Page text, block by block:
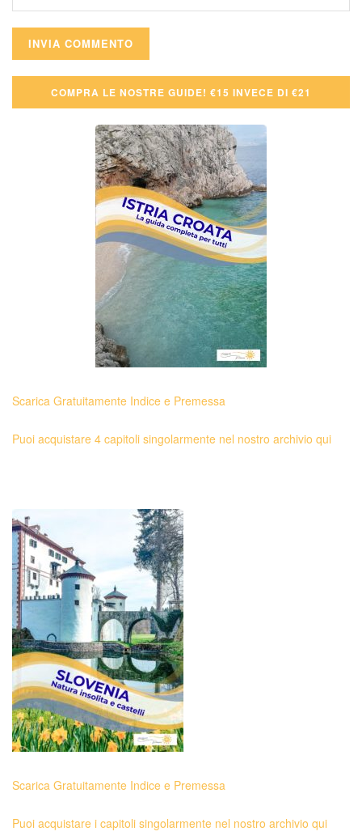
COMPRA LE NOSTRE GUIDE! €15 INVECE DI €21
Scarica Gratuitamente Indice e Premessa
Puoi acquistare 4 capitoli singolarmente nel nostro archivio qui
Scarica Gratuitamente Indice e Premessa
Puoi acquistare i capitoli singolarmente nel nostro archivio qui